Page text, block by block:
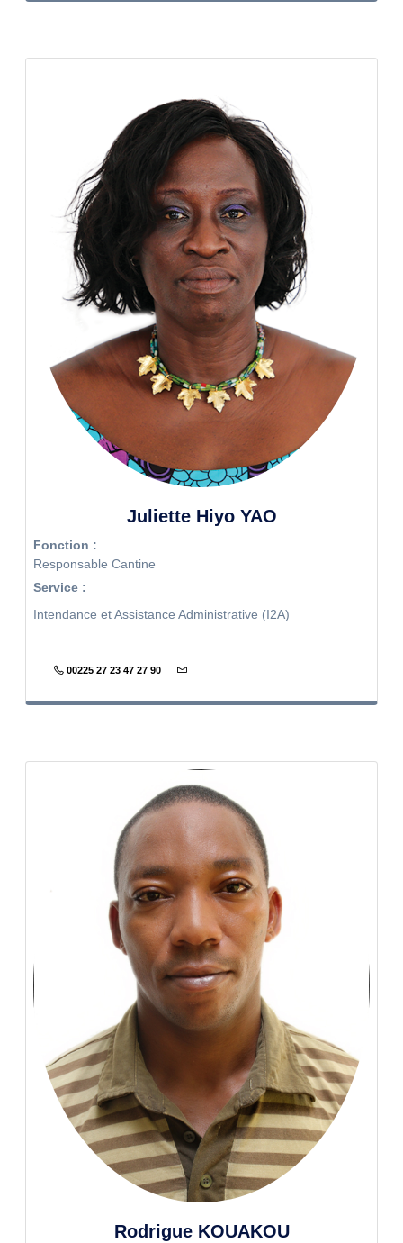
Juliette Hiyo YAO
Fonction :
Responsable Cantine
Service :
Intendance et Assistance Administrative (I2A)
00225 27 23 47 27 90
Rodrigue KOUAKOU